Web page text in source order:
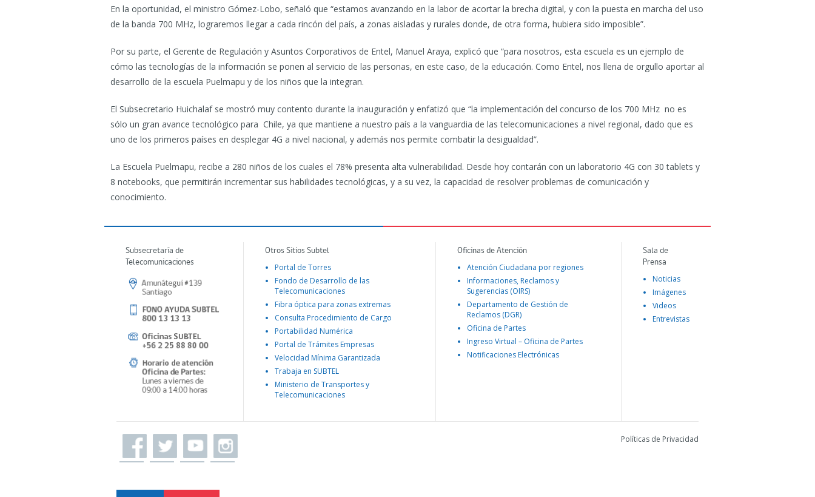
En la oportunidad, el ministro Gómez-Lobo, señaló que “estamos avanzando en la labor de acortar la brecha digital, y con la puesta en marcha del uso
de la banda 700 MHz, lograremos llegar a cada rincón del país, a zonas aisladas y rurales donde, de otra forma, hubiera sido imposible”.
Por su parte, el Gerente de Regulación y Asuntos Corporativos de Entel, Manuel Araya, explicó que “para nosotros, esta escuela es un ejemplo de
cómo las tecnologías de la información se ponen al servicio de las personas, en este caso, de la educación. Como Entel, nos llena de orgullo aportar al
desarrollo de la escuela Puelmapu y de los niños que la integran.
El Subsecretario Huichalaf se mostró muy contento durante la inauguración y enfatizó que “la implementación del concurso de los 700 MHz no es
sólo un gran avance tecnológico para Chile, ya que mantiene a nuestro país a la vanguardia de las telecomunicaciones a nivel regional, dado que es
uno de los primeros países en desplegar 4G a nivel nacional, y además nos permite combatir la desigualdad”.
La Escuela Puelmapu, recibe a 280 niños de los cuales el 78% presenta alta vulnerabilidad. Desde hoy contarán con un laboratorio 4G con 30 tablets y
8 notebooks, que permitirán incrementar sus habilidades tecnológicas, y a su vez, la capacidad de resolver problemas de comunicación y
conocimiento.
Subsecretaría de
Telecomunicaciones
Otros Sitios Subtel
Portal de Torres
Fondo de Desarrollo de las
Telecomunicaciones
Fibra óptica para zonas extremas
Consulta Procedimiento de Cargo
Portabilidad Numérica
Portal de Trámites Empresas
Velocidad Mínima Garantizada
Trabaja en SUBTEL
Ministerio de Transportes y
Telecomunicaciones
Oficinas de Atención
Atención Ciudadana por regiones
Informaciones, Reclamos y
Sugerencias (OIRS)
Departamento de Gestión de
Reclamos (DGR)
Oficina de Partes
Ingreso Virtual – Oficina de Partes
Notificaciones Electrónicas
Sala de
Prensa
Noticias
Imágenes
Videos
Entrevistas
Políticas de Privacidad